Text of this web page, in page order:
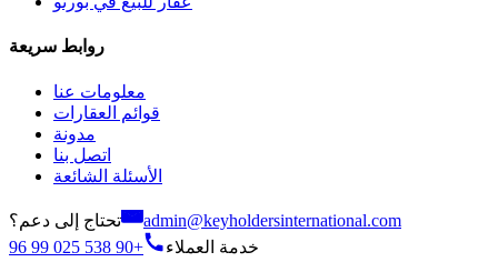
روابط سريعة
معلومات عنا
قوائم العقارات
مدونة
اتصل بنا
الأسئلة الشائعة
تحتاج إلى دعم؟
admin@keyholdersinternational.com
خدمة العملاء
+90 538 025 99 96